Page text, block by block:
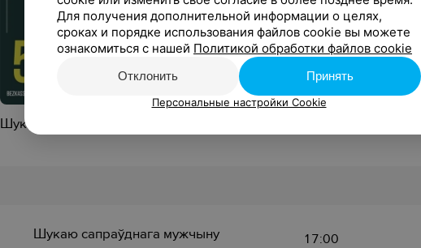
Шукаю сапраўднага мужчыну
БИЛЕТЫ
Мужской род,
Шукаю сапраўднага мужчыну 17:00
Для получения дополнительной информации о целях,
сроках и порядке использования файлов cookie вы можете
ознакомиться с нашей Политикой обработки файлов cookie
Отклонить Принять
Персональные настройки Cookie